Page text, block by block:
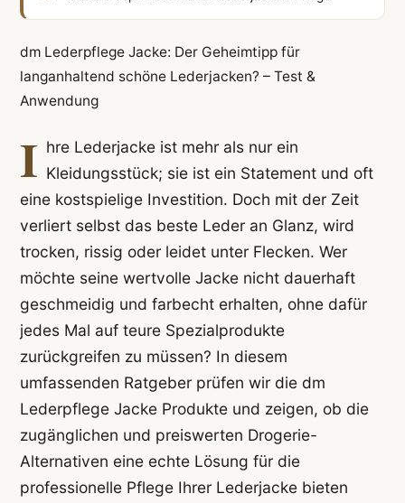
dm Lederpflege Jacke: Der Geheimtipp für
langanhaltend schöne Lederjacken? – Test &
Anwendung
I hre Lederjacke ist mehr als nur ein
Kleidungsstück; sie ist ein Statement und oft
eine kostspielige Investition. Doch mit der Zeit
verliert selbst das beste Leder an Glanz, wird
trocken, rissig oder leidet unter Flecken. Wer
möchte seine wertvolle Jacke nicht dauerhaft
geschmeidig und farbecht erhalten, ohne dafür
jedes Mal auf teure Spezialprodukte
zurückgreifen zu müssen? In diesem
umfassenden Ratgeber prüfen wir die dm
Lederpflege Jacke Produkte und zeigen, ob die
zugänglichen und preiswerten Drogerie-
Alternativen eine echte Lösung für die
professionelle Pflege Ihrer Lederjacke bieten